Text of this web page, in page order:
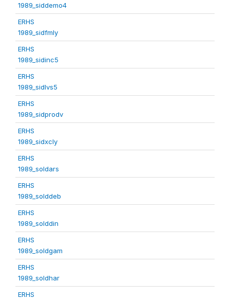
1989_siddemo4
ERHS
1989_sidfmly
ERHS
1989_sidinc5
ERHS
1989_sidlvs5
ERHS
1989_sidprodv
ERHS
1989_sidxcly
ERHS
1989_soldars
ERHS
1989_solddeb
ERHS
1989_solddin
ERHS
1989_soldgam
ERHS
1989_soldhar
ERHS